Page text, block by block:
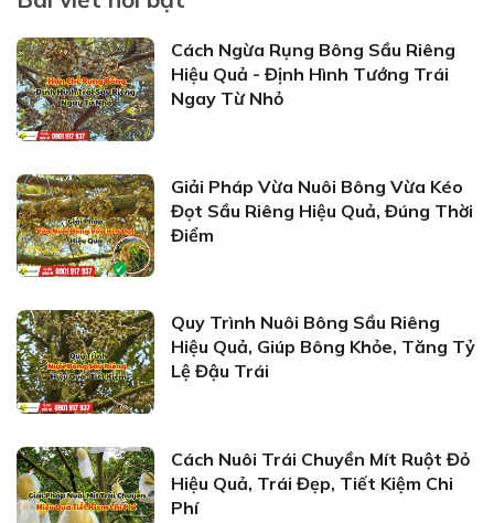
Cách Ngừa Rụng Bông Sầu Riêng
Hiệu Quả - Định Hình Tướng Trái
Ngay Từ Nhỏ
Giải Pháp Vừa Nuôi Bông Vừa Kéo
Đọt Sầu Riêng Hiệu Quả, Đúng Thời
Điểm
Quy Trình Nuôi Bông Sầu Riêng
Hiệu Quả, Giúp Bông Khỏe, Tăng Tỷ
Lệ Đậu Trái
Cách Nuôi Trái Chuyền Mít Ruột Đỏ
Hiệu Quả, Trái Đẹp, Tiết Kiệm Chi
Phí